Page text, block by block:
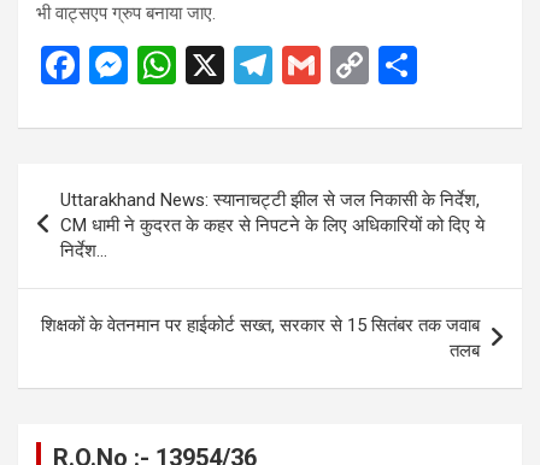
भी वाट्सएप ग्रुप बनाया जाए.
F
ce
o
o
k
M
se
g
W
at
A
p
X
T
e
gr
a
G
ail
C
py
Li
n
ar
e
navigation
Uttarakhand News: स्यानाचट्टी झील से जल निकासी के निर्देश,
CM धामी ने कुदरत के कहर से निपटने के लिए अधिकारियों को दिए ये
निर्देश…
शिक्षकों के वेतनमान पर हाईकोर्ट सख्त, सरकार से 15 सितंबर तक जवाब
तलब
R.O.No :- 13954/36